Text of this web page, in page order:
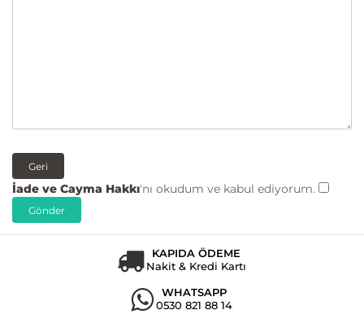
Geri
İade ve Cayma Hakkı'nı okudum ve kabul ediyorum.
KAPIDA ÖDEME
Nakit & Kredi Kartı
WHATSAPP
0530 821 88 14